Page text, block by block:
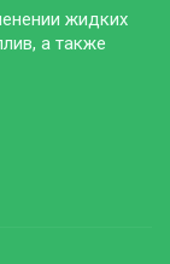
жидких
а также